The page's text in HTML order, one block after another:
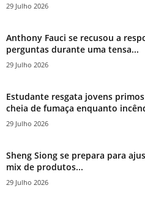
29 Julho 2026
Anthony Fauci se recusou a
perguntas durante uma tensa...
29 Julho 2026
Estudante resgata jovens primos
cheia de fumaça enquanto
29 Julho 2026
Sheng Siong se prepara para
mix de produtos...
29 Julho 2026